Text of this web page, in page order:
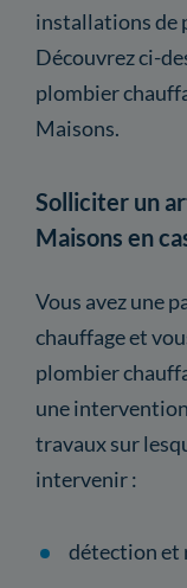
installations de
Découvrez ci-
plombier
Maisons.
Solliciter un
Maisons en
Vous avez une
chauffage et
plombier
une
travaux sur
intervenir :
détection et